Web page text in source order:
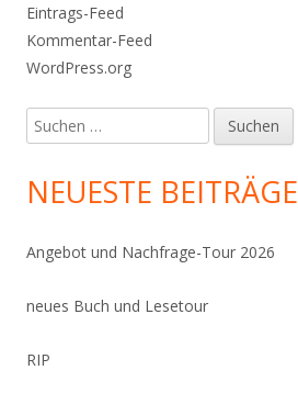
Eintrags-Feed
Kommentar-Feed
WordPress.org
Suchen
nach:
NEUESTE BEITRÄGE
Angebot und Nachfrage-Tour 2026
neues Buch und Lesetour
RIP